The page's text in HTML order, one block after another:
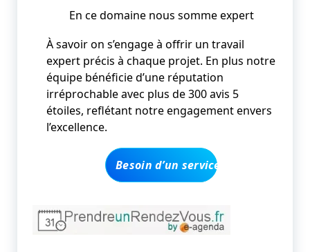
En ce domaine nous somme expert
À savoir on s’engage à offrir un travail
expert précis à chaque projet. En plus notre
équipe bénéficie d’une réputation
irréprochable avec plus de 300 avis 5
étoiles, reflétant notre engagement envers
l’excellence.
Besoin d’un service y compris un